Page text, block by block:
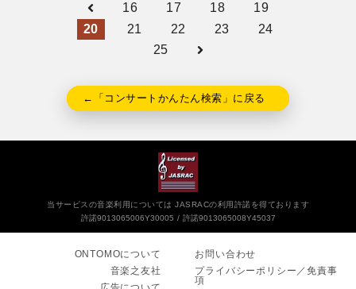
16 17 18
19
20
21 22 23
24
25
←「コンサートかんたん検索」に戻る
当サービスの音楽利用については JASRACの利用許諾を得ております
許諾9013065006Y30005
許諾9013065008Y45037
ONTOMOについて
音楽之友社
お問い合わせ
プライバシーポリシー／免責事
項